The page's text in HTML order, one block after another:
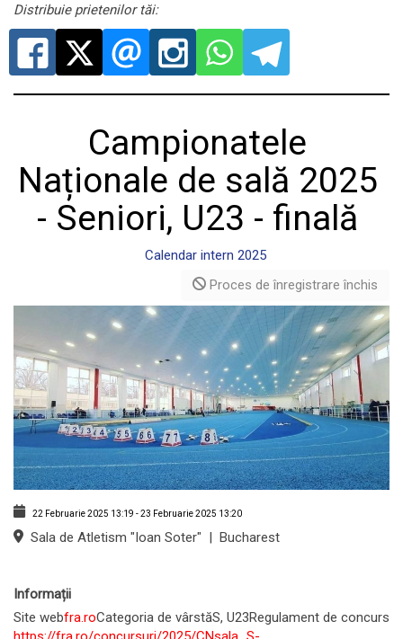
Distribuie prietenilor tăi:
Campionatele
Naționale de sală 2025
- Seniori, U23 - finală
Calendar intern 2025
Proces de înregistrare închis
22 Februarie 2025 13:19 -23 Februarie 2025 13:20
Sala de Atletism "Ioan Soter" | Bucharest
Informații
Site webfra.roCategoria de vârstăS, U23Regulament de concurs